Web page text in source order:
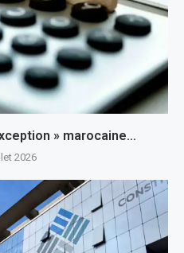
» marocaine…
2026